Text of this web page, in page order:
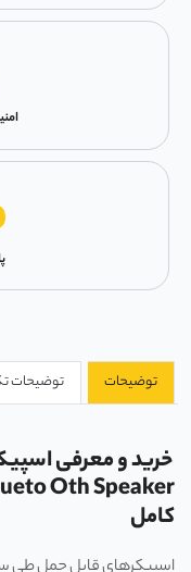
توضیحات توضیحات
کامل